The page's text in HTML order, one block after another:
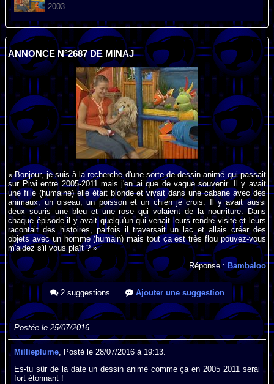
2003
ANNONCE N°2687 DE MINAJ
« Bonjour, je suis à la recherche d'une sorte de dessin animé qui passait
sur Piwi entre 2005-2011 mais j'en ai que de vague souvenir. Il y avait
une fille (humaine) elle était blonde et vivait dans une cabane avec des
animaux, un oiseau, un poisson et un chien je crois. Il y avait aussi
deux souris une bleu et une rose qui volaient de la nourriture. Dans
chaque épisode il y avait quelqu'un qui venait leurs rendre visite et leurs
racontait des histoires, parfois il traversait un lac et allais créer des
objets avec un homme (humain) mais tout ça est très flou pouvez-vous
m'aidez s'il vous plaît ? »
Réponse : Bambaloo
2 suggestions Ajouter une suggestion
Postée le 25/07/2016.
Millieplume, Posté le 28/07/2016 à 19:13.
Es-tu sûr de la date un dessin animé comme ça en 2005 2011 serai
fort étonnant !